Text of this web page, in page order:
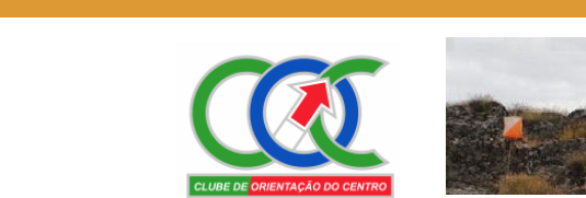
COC – CLUBE DE
Da floresta trazemos muitas